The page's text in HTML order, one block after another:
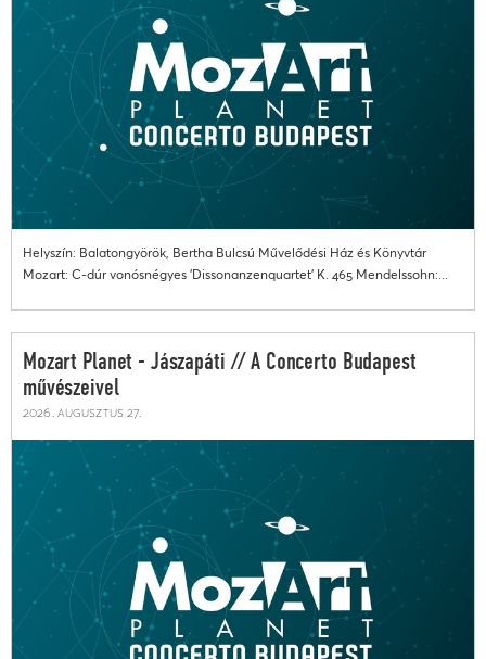
Helyszín: Balatongyörök, Bertha Bulcsú Művelődési Ház és Könyvtár
Mozart: C-dúr vonósnégyes 'Dissonanzenquartet' K. 465 Mendelssohn:...
Mozart Planet - Jászapáti // A Concerto Budapest
művészeivel
2026. augusztus 27.